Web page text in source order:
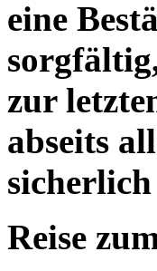
eine
zur
abseits
Reise